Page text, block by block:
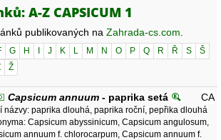
A-Z CAPSICUM 1
publikovaných na Zahrada-cs.com
G H J K L M N O P Q R Ř S
Š
Ž
Capsicum annuum - paprika setá CA
názvy: paprika dlouhá, paprika roční, pepřika dlouhá
Capsicum abyssinicum, Capsicum angulosum,
annuum f. chlorocarpum, Capsicum annuum f.